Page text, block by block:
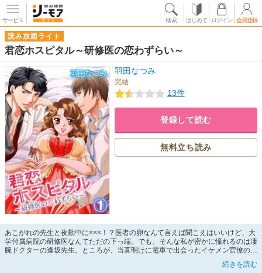
サービス 検索 はじめて ログイン 会員登録
読み放題ライト
君恋ホスピタル～研修医の恋わずらい～
羽田なつみ
完結
13件
登録して読む
無料立ち読み
あこがれの先生と夜勤中に×××！？医者の卵なんて言えば聞こえはいいけど、大
学付属病院の研修医なんてただの下っ端。でも、そんな私が密かに憧れるのは凄
腕ドクターの逢坂先生。ところが、当直明けに電車で出会ったイケメン官僚の小
野さんに猛烈アプローチされてデートの約束をしてしまい…。どうしよう…わた
し逢坂先生が好きなのに…。そんなとき、逢坂先生にも当直室でせまられ続きを読む